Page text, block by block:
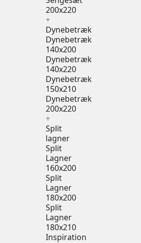
200x220
+
Dynebetræk
Dynebetræk
140x200
Dynebetræk
140x220
Dynebetræk
150x210
Dynebetræk
200x220
+
Split
lagner
Split
Lagner
160x200
Split
Lagner
180x200
Split
Lagner
180x210
Inspiration